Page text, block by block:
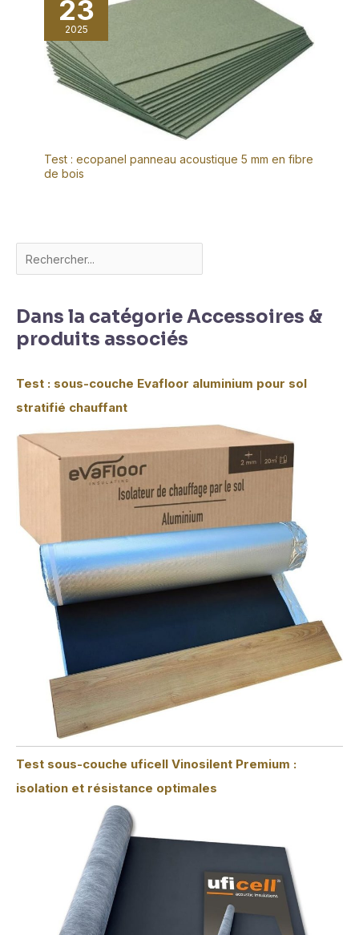
23
2025
Test : ecopanel panneau acoustique 5 mm en fibre
de bois
Dans la catégorie Accessoires &
produits associés
Test : sous-couche Evafloor aluminium pour sol
stratifié chauffant
Test sous-couche uficell Vinosilent Premium :
isolation et résistance optimales